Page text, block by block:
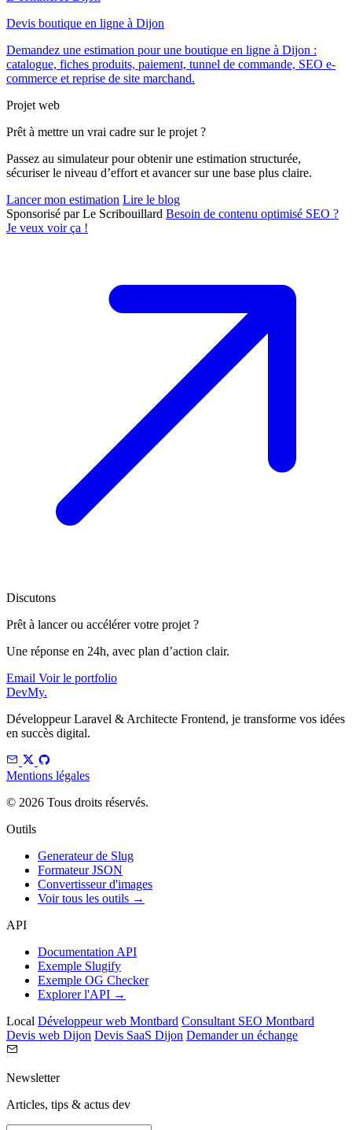
Devis boutique en ligne à Dijon
Demandez une estimation pour une boutique en ligne à Dijon :
catalogue, fiches produits, paiement, tunnel de commande, SEO e-
commerce et reprise de site marchand.
Projet web
Prêt à mettre un vrai cadre sur le projet ?
Passez au simulateur pour obtenir une estimation structurée,
sécuriser le niveau d’effort et avancer sur une base plus claire.
Lancer mon estimation Lire le blog
Sponsorisé par Le Scribouillard Besoin de contenu optimisé SEO ?
Je veux voir ça !
Discutons
Prêt à lancer ou accélérer votre projet ?
Une réponse en 24h, avec plan d’action clair.
Email Voir le portfolio
DevMy.
Développeur Laravel & Architecte Frontend, je transforme vos idées
en succès digital.
Mentions légales
© 2026 Tous droits réservés.
Outils
Generateur de Slug
Formateur JSON
Convertisseur d'images
Voir tous les outils →
API
Documentation API
Exemple Slugify
Exemple OG Checker
Explorer l'API →
Local Développeur web Montbard Consultant SEO Montbard
Devis web Dijon Devis SaaS Dijon Demander un échange
Newsletter
Articles, tips & actus dev